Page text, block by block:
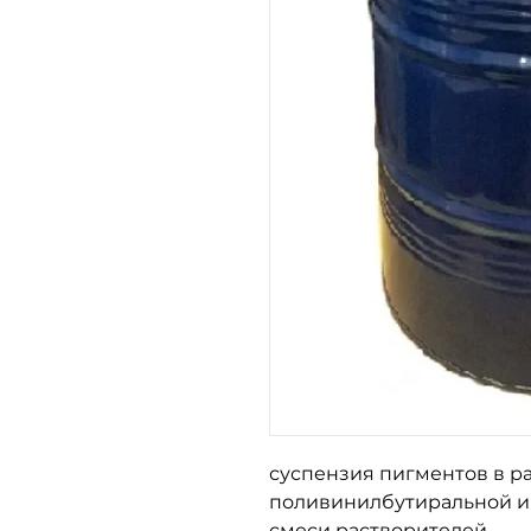
суспензия пигментов в
поливинилбутиральной